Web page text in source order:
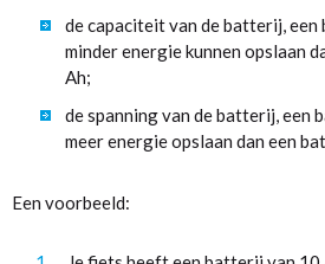
de capaciteit van de batterij, een
minder energie kunnen opslaan
Ah;
de spanning van de batterij, een
meer energie opslaan dan een
Een voorbeeld: